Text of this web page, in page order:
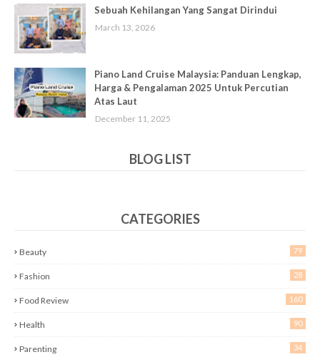
Sebuah Kehilangan Yang Sangat Dirindui
March 13, 2026
Piano Land Cruise Malaysia: Panduan Lengkap,
Harga & Pengalaman 2025 Untuk Percutian
Atas Laut
December 11, 2025
BLOG LIST
CATEGORIES
Beauty 79
Fashion 28
Food Review 160
Health 90
Parenting 34